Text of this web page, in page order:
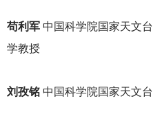
苟利军中国科学院国家天文
学教授
刘孜铭 中国科学院国家天文